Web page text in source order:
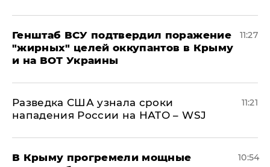
Генштаб ВСУ подтвердил поражение
"жирных" целей оккупантов в Крыму
и на ВОТ Украины
11:27
Разведка США узнала сроки
нападения России на НАТО – WSJ
11:21
В Крыму прогремели мощные
10:54